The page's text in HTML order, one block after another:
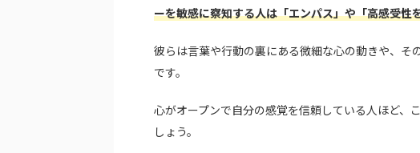
ーを敏感に察知する人は「エンパス」や「高感受性
彼らは言葉や行動の裏にある微細な心の動きや、
です。
心がオープンで自分の感覚を信頼している人ほど、
しょう。